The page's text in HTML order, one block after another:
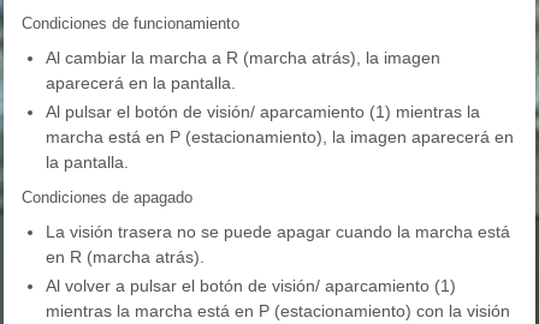
Condiciones de funcionamiento
Al cambiar la marcha a R (marcha atrás), la imagen
aparecerá en la pantalla.
Al pulsar el botón de visión/ aparcamiento (1) mientras la
marcha está en P (estacionamiento), la imagen aparecerá en
la pantalla.
Condiciones de apagado
La visión trasera no se puede apagar cuando la marcha está
en R (marcha atrás).
Al volver a pulsar el botón de visión/ aparcamiento (1)
mientras la marcha está en P (estacionamiento) con la visión